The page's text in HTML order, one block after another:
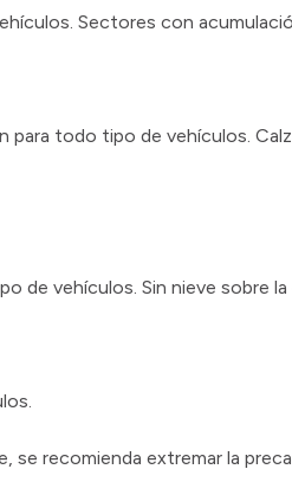
Sectores con
para todo tipo de vehículos.
de vehículos. Sin nieve sobre la
recomienda extremar la